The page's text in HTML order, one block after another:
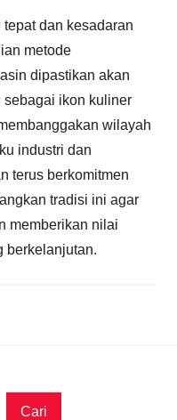
dan kesadaran
metode
dipastikan akan
sebagai ikon kuliner
wilayah
industri dan
terus berkomitmen
tradisi ini agar
memberikan nilai
berkelanjutan.
Cari